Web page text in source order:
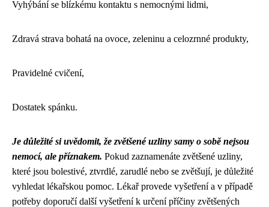
Vyhýbání se blízkému kontaktu s nemocnými lidmi,
Zdravá strava bohatá na ovoce, zeleninu a celozrnné produkty,
Pravidelné cvičení,
Dostatek spánku.
Je důležité si uvědomit, že zvětšené uzliny samy o sobě nejsou
nemocí, ale příznakem. Pokud zaznamenáte zvětšené uzliny,
které jsou bolestivé, ztvrdlé, zarudlé nebo se zvětšují, je důležité
vyhledat lékařskou pomoc. Lékař provede vyšetření a v případě
potřeby doporučí další vyšetření k určení příčiny zvětšených